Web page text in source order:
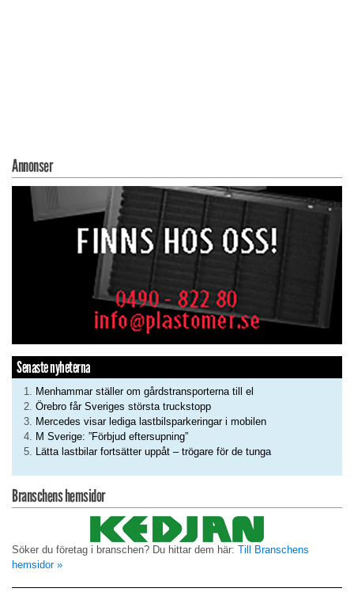
Annonser
Senaste nyheterna
Menhammar ställer om gårdstransporterna till el
Örebro får Sveriges största truckstopp
Mercedes visar lediga lastbilsparkeringar i mobilen
M Sverige: ”Förbjud eftersupning”
Lätta lastbilar fortsätter uppåt – trögare för de tunga
Branschens hemsidor
Söker du företag i branschen? Du hittar dem här: Till Branschens
hemsidor »